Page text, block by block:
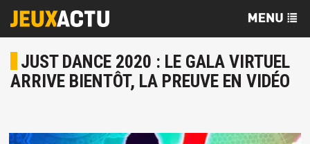
JUST DANCE 2020 : LE GALA VIRTUEL
ARRIVE BIENTÔT, LA PREUVE EN VIDÉO